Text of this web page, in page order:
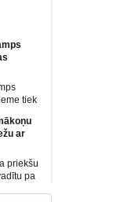
–
izcilu
kuru
tiek
un
ar
priekšu
pa